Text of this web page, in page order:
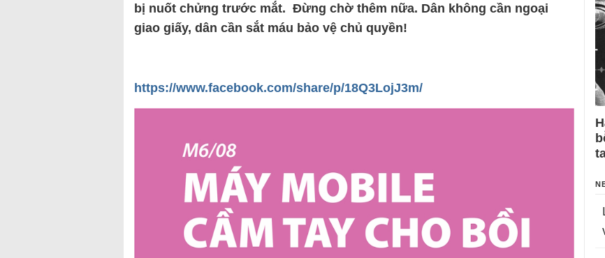
bị nuốt chửng trước mắt. Đừng chờ thêm nữa. Dân không cần ngoại
giao giấy, dân cần sắt máu bảo vệ chủ quyền!
https://www.facebook.com/share/p/18Q3LojJ3m/